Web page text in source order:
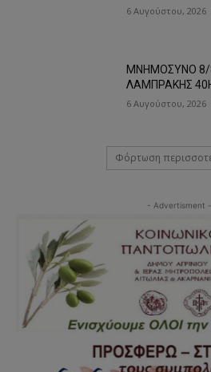
6 Αυγούστου, 2026
ΜΝΗΜΟΣΥΝΟ 8/
ΛΑΜΠΡΑΚΗΣ
6 Αυγούστου, 2026
Φόρτωση
- Advertisment -